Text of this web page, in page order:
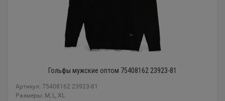
Гольфы мужские оптом 75408162 23923-81
Артикул: 75408162 23923-81
Размеры: М, L, XL